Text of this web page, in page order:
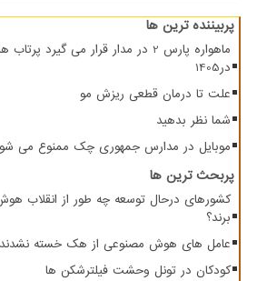
پربیننده ترین ها
ماهواره پارس 2 در مدار قرار می گیرد
در1405
علت تا درمان قطعی ریزش مو
شما نظر بدهید
موبایل در مدارس جمهوری چک ممنوع می
پربحث ترین ها
کشورهای درحال توسعه چه طور از انقلاب
برند؟
عامل های هوش مصنوعی از هک خسته نشدند
کودکان در تونل وحشت فیلترشکن ها